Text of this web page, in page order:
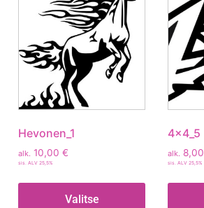
Hevonen_1
alk. 10,00 €
sis. ALV 25,5%
Valitse
4x4_5
alk. 8,00
sis. ALV 25,5%